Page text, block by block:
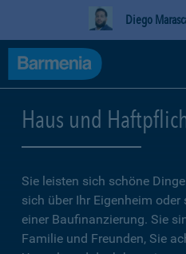
Diego
Haus und
Sie leisten sich schöne
sich über Ihr Eigenheim
einer Baufinanzierung. Sie
Familie und Freunden, Sie